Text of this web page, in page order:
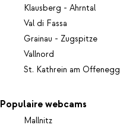
Klausberg - Ahrntal
Val di Fassa
Grainau - Zugspitze
Vallnord
St. Kathrein am Offenegg
Populaire webcams
Mallnitz